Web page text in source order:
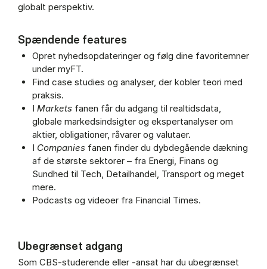
globalt perspektiv.
Spændende features
Opret nyhedsopdateringer og følg dine favoritemner
under myFT.
Find case studies og analyser, der kobler teori med
praksis.
I Markets fanen får du adgang til realtidsdata,
globale markedsindsigter og ekspertanalyser om
aktier, obligationer, råvarer og valutaer.
I Companies fanen finder du dybdegående dækning
af de største sektorer – fra Energi, Finans og
Sundhed til Tech, Detailhandel, Transport og meget
mere.
Podcasts og videoer fra Financial Times.
Ubegrænset adgang
Som CBS-studerende eller -ansat har du ubegrænset